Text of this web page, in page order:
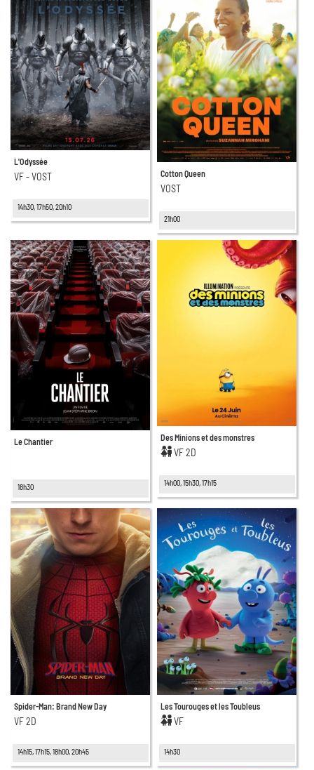
L'Odyssée
VF - VOST
14h30, 17h50, 20h10
Cotton Queen
VOST
21h00
Le Chantier
18h30
Des Minions et des monstres
VF 2D
14h00, 15h30, 17h15
Spider-Man: Brand New Day
VF 2D
14h15, 17h15, 18h00, 20h45
Les Tourouges et les Toubleus
VF
14h30